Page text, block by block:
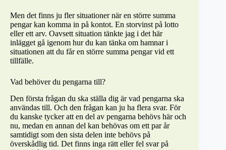
Men det finns ju fler situationer när en större summa
pengar kan komma in på kontot. En storvinst på lotto
eller ett arv. Oavsett situation tänkte jag i det här
inlägget gå igenom hur du kan tänka om hamnar i
situationen att du får en större summa pengar vid ett
tillfälle.
Vad behöver du pengarna till?
Den första frågan du ska ställa dig är vad pengarna ska
användas till. Och den frågan kan ju ha flera svar. För
du kanske tycker att en del av pengarna behövs här och
nu, medan en annan del kan behövas om ett par år
samtidigt som den sista delen inte behövs på
överskådlig tid. Det finns inga rätt eller fel svar på